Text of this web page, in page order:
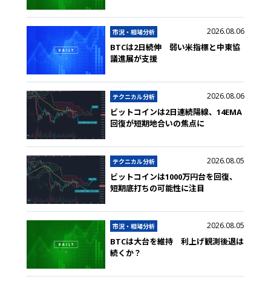
市況・相場分析 2026.08.06
BTCは2日続伸 弱い米指標と中東協
議進展が支援
テクニカル分析 2026.08.06
ビットコインは2日連続陽線、14EMA
回復が短期地合いの焦点に
テクニカル分析 2026.08.05
ビットコインは1000万円台を回復、
短期底打ちの可能性に注目
市況・相場分析 2026.08.05
BTCは大台を維持 利上げ観測後退は
続くか？